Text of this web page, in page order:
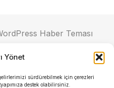
Yönet
sürdürebilmek için çerezleri
destek olabilirsiniz.
Haber Teması